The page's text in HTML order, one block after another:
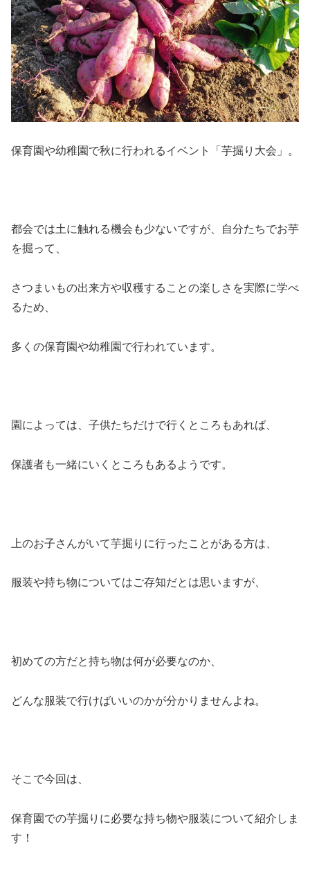
保育園や幼稚園で秋に行われるイベント「芋掘り大会」。
都会では土に触れる機会も少ないですが、自分たちでお芋
を掘って、
さつまいもの出来方や収穫することの楽しさを実際に学べ
るため、
多くの保育園や幼稚園で行われています。
園によっては、子供たちだけで行くところもあれば、
保護者も一緒にいくところもあるようです。
上のお子さんがいて芋掘りに行ったことがある方は、
服装や持ち物についてはご存知だとは思いますが、
初めての方だと持ち物は何が必要なのか、
どんな服装で行けばいいのかが分かりませんよね。
そこで今回は、
保育園での芋掘りに必要な持ち物や服装について紹介しま
す！